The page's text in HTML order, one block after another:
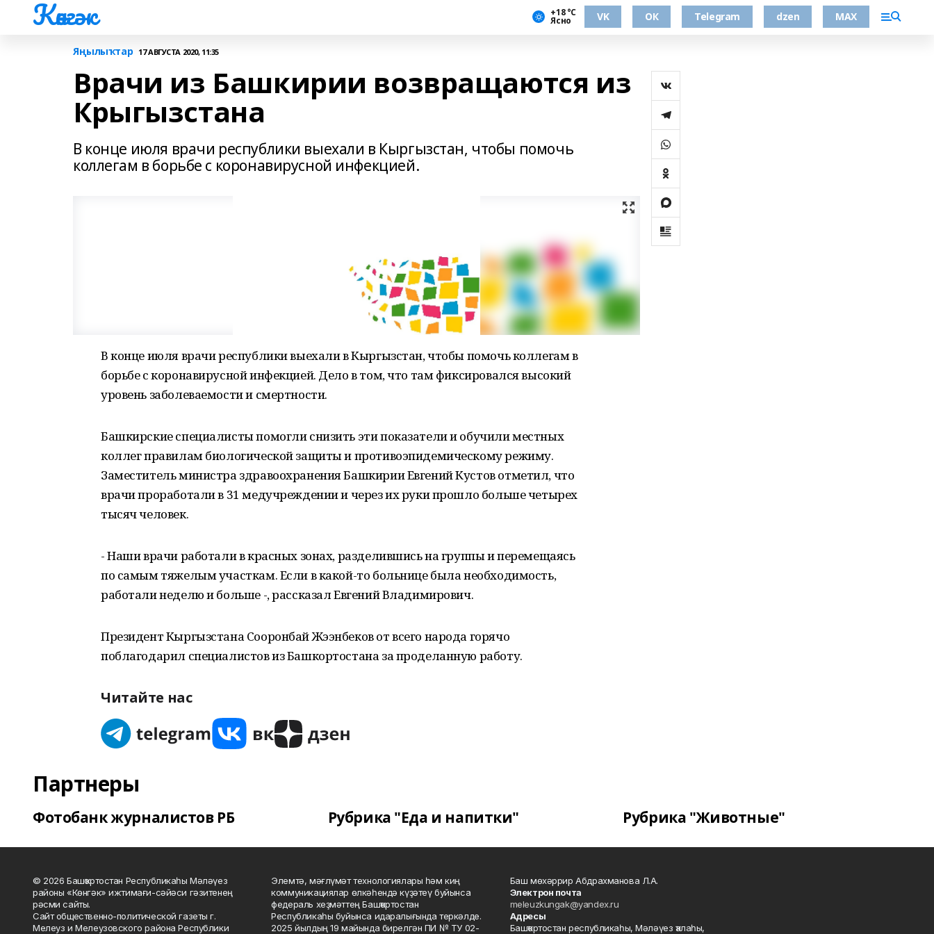
Көнгәк +18 °С
Ясно VK ОК Telegram dzen MAX
Яңылыҡтар 17 АВГУСТА 2020, 11:35
Врачи из Башкирии возвращаются из
Крыгызстана
В конце июля врачи республики выехали в Кыргызстан, чтобы помочь
коллегам в борьбе с коронавирусной инфекцией.
В конце июля врачи республики выехали в Кыргызстан, чтобы помочь коллегам в
борьбе с коронавирусной инфекцией. Дело в том, что там фиксировался высокий
уровень заболеваемости и смертности.
Башкирские специалисты помогли снизить эти показатели и обучили местных
коллег правилам биологической защиты и противоэпидемическому режиму.
Заместитель министра здравоохранения Башкирии Евгений Кустов отметил, что
врачи проработали в 31 медучреждении и через их руки прошло больше четырех
тысяч человек.
- Наши врачи работали в красных зонах, разделившись на группы и перемещаясь
по самым тяжелым участкам. Если в какой-то больнице была необходимость,
работали неделю и больше -, рассказал Евгений Владимирович.
Президент Кыргызстана Сооронбай Жээнбеков от всего народа горячо
поблагодарил специалистов из Башкортостана за проделанную работу.
Читайте нас
Партнеры
Фотобанк журналистов РБ Рубрика "Еда и напитки" Рубрика "Животные"
© 2026 Башҡортостан Республикаһы Мәләүез
районы «Көнгәк» ижтимағи-сәйәси гәзитенең
рәсми сайты.
Сайт общественно-политической газеты г.
Мелеуз и Мелеузовского района Республики
Элемтә, мәғлүмәт технологиялары һәм киң
коммуникациялар өлкәһендә күҙәтеү буйынса
федераль хеҙмәттең Башҡортостан
Республикаһы буйынса идаралығында теркәлде.
2025 йылдың 19 майында бирелгән ПИ № ТУ 02-
Баш мөхәррир Абдрахманова Л.А.
Электрон почта
meleuzkungak@yandex.ru
Адресы
Башҡортостан республикаһы, Мәләүез ҡалаһы,